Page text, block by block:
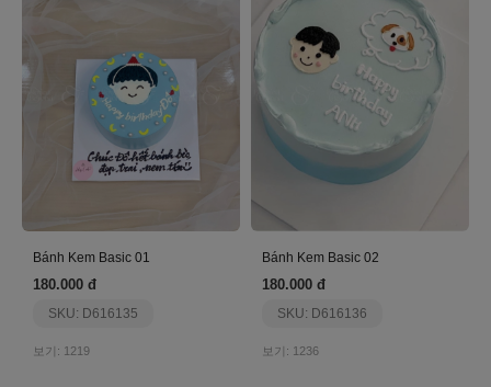
Bánh Kem Basic 01
180.000 đ
SKU: D616135
보기: 1219
Bánh Kem Basic 02
180.000 đ
SKU: D616136
보기: 1236